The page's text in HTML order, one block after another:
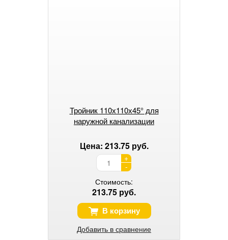
Тройник 110х110х45° для
наружной канализации
Цена: 213.75 руб.
+
-
Стоимость:
213.75 руб.
В корзину
Добавить в сравнение